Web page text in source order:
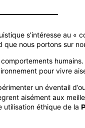
s’intéresse au «
nous portons sur
pour vivre
un éventail
aisément aux
utilisation éthique de la